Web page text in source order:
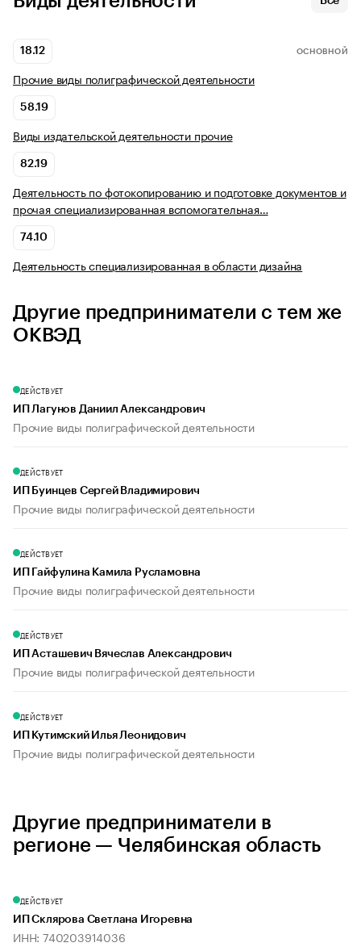
18.12 ОСНОВНОЙ
Прочие виды полиграфической деятельности
58.19
Виды издательской деятельности прочие
82.19
Деятельность по фотокопированию и подготовке документов и
прочая специализированная вспомогательная…
74.10
Деятельность специализированная в области дизайна
Другие предприниматели с тем же
ОКВЭД
ДЕЙСТВУЕТ
ИП Лагунов Даниил Александрович
Прочие виды полиграфической деятельности
ДЕЙСТВУЕТ
ИП Буинцев Сергей Владимирович
Прочие виды полиграфической деятельности
ДЕЙСТВУЕТ
ИП Гайфулина Камила Русламовна
Прочие виды полиграфической деятельности
ДЕЙСТВУЕТ
ИП Асташевич Вячеслав Александрович
Прочие виды полиграфической деятельности
ДЕЙСТВУЕТ
ИП Кутимский Илья Леонидович
Прочие виды полиграфической деятельности
Другие предприниматели в
регионе — Челябинская область
ДЕЙСТВУЕТ
ИП Склярова Светлана Игоревна
ИНН: 740203914036